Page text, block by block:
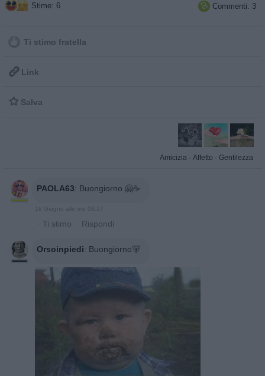
Stime: 6  Commenti: 3
Ti stimo fratella
 Link
 Salva
Amicizia · Affetto · Gentilezza
PAOLA63: Buongiorno 🤗☕
18 Giugno alle ore 08:27
· Ti stimo · Rispondi
Orsoinpiedi: Buongiorno🐻